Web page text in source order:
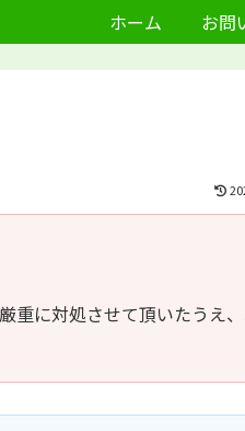
ホーム
重に対処させて頂いたうえ